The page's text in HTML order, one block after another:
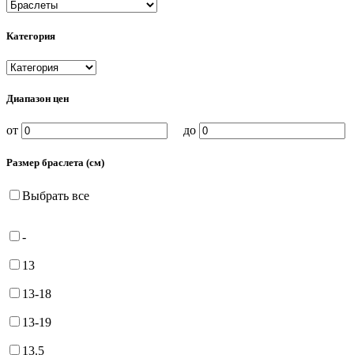
Категория
Диапазон цен
от до
Размер браслета (см)
Выбрать все
-
13
13-18
13-19
13.5